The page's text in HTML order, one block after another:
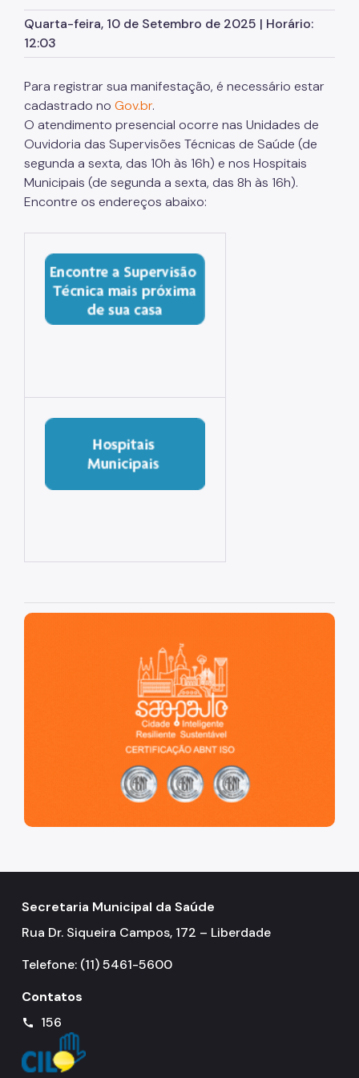
Assessoria de Planejamento – Asplan
Assessoria Parlamentar
Atenção Básica
Atenção Especializada
Atenção Hospitalar
Atenção Integral às Pessoas em Situação de
Acumulação
(CNES)
Comitê de Ética em Pesquisa com Seres Humanos
Conselho Municipal de Saúde
Epidemiologia e Informação - CEInfo
Escola Municipal de Saúde - EMS
Atas de Registro de Preços
Editais / Consulta Pública
Manuais de Identidade Visual
Proteção de Dados e Privacidade
Quarta-feira, 10 de Setembro de 2025 | Horário:
12:03
Para registrar sua manifestação, é necessário estar
cadastrado no Gov.br.
O atendimento presencial ocorre nas Unidades de
Ouvidoria das Supervisões Técnicas de Saúde (de
segunda a sexta, das 10h às 16h) e nos Hospitais
Municipais (de segunda a sexta, das 8h às 16h).
Encontre os endereços abaixo:
São Paulo, cidade inteligente, resiliente e sustentável
Secretaria Municipal da Saúde
Rua Dr. Siqueira Campos, 172 – Liberdade
Telefone: (11) 5461-5600
Contatos
call 156